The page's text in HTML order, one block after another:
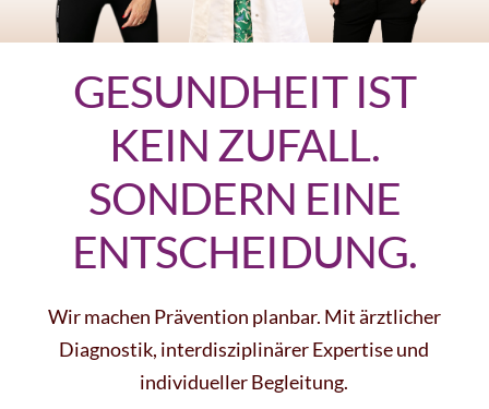
GESUNDHEIT IST
KEIN ZUFALL.
SONDERN EINE
ENTSCHEIDUNG.
Wir machen Prävention planbar. Mit ärztlicher
Diagnostik, interdisziplinärer Expertise und
individueller Begleitung.